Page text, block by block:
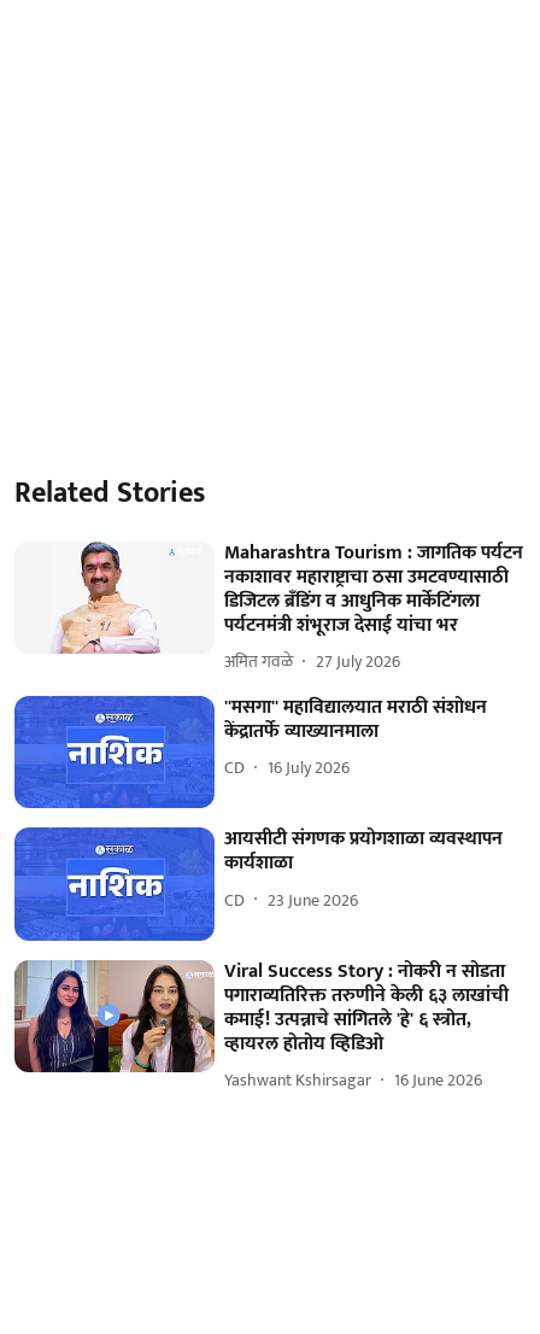
Related Stories
Maharashtra Tourism : जागतिक पर्यटन
नकाशावर महाराष्ट्राचा ठसा उमटवण्यासाठी
डिजिटल ब्रँडिंग व आधुनिक मार्केटिंगला
पर्यटनमंत्री शंभूराज देसाई यांचा भर
अमित गवळे 27 July 2026
''मसगा'' महाविद्यालयात मराठी संशोधन
केंद्रातर्फे व्याख्यानमाला
CD 16 July 2026
आयसीटी संगणक प्रयोगशाळा व्यवस्थापन
कार्यशाळा
CD 23 June 2026
Viral Success Story : नोकरी न सोडता
पगाराव्यतिरिक्त तरुणीने केली ६३ लाखांची
कमाई! उत्पन्नाचे सांगितले 'हे' ६ स्त्रोत,
व्हायरल होतोय व्हिडिओ
Yashwant Kshirsagar 16 June 2026